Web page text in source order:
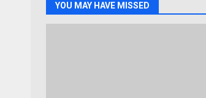
YOU MAY HAVE MISSED